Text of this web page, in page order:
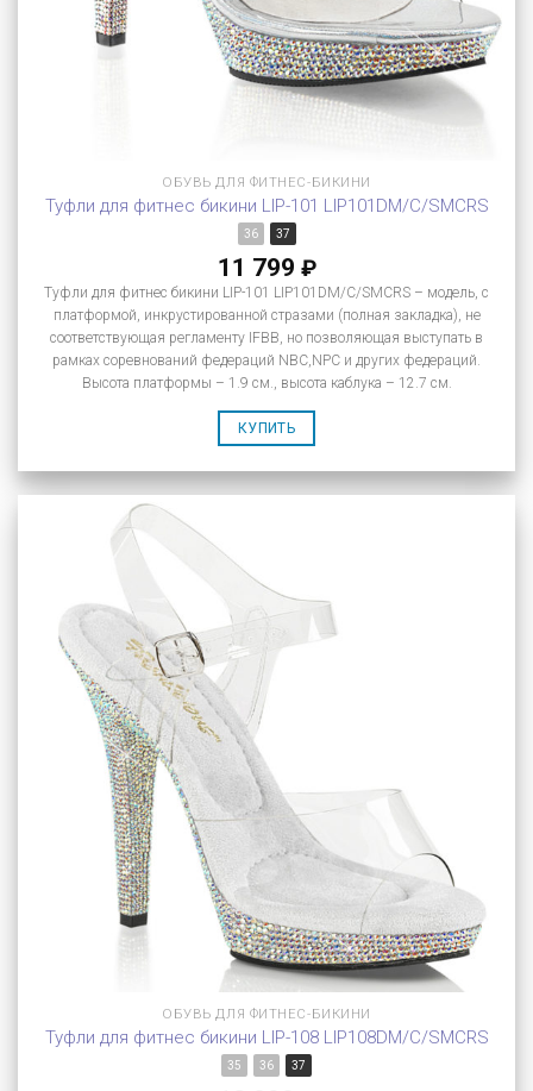
ОБУВЬ ДЛЯ ФИТНЕС-БИКИНИ
Туфли для фитнес бикини LIP-101 LIP101DM/C/SMCRS
36 37
11 799 ₽
Туфли для фитнес бикини LIP-101 LIP101DM/C/SMCRS – модель, с
платформой, инкрустированной стразами (полная закладка), не
соответствующая регламенту IFBB, но позволяющая выступать в
рамках соревнований федераций NBC,NPC и других федераций.
Высота платформы – 1.9 см., высота каблука – 12.7 см.
КУПИТЬ
ОБУВЬ ДЛЯ ФИТНЕС-БИКИНИ
Туфли для фитнес бикини LIP-108 LIP108DM/C/SMCRS
35 36 37